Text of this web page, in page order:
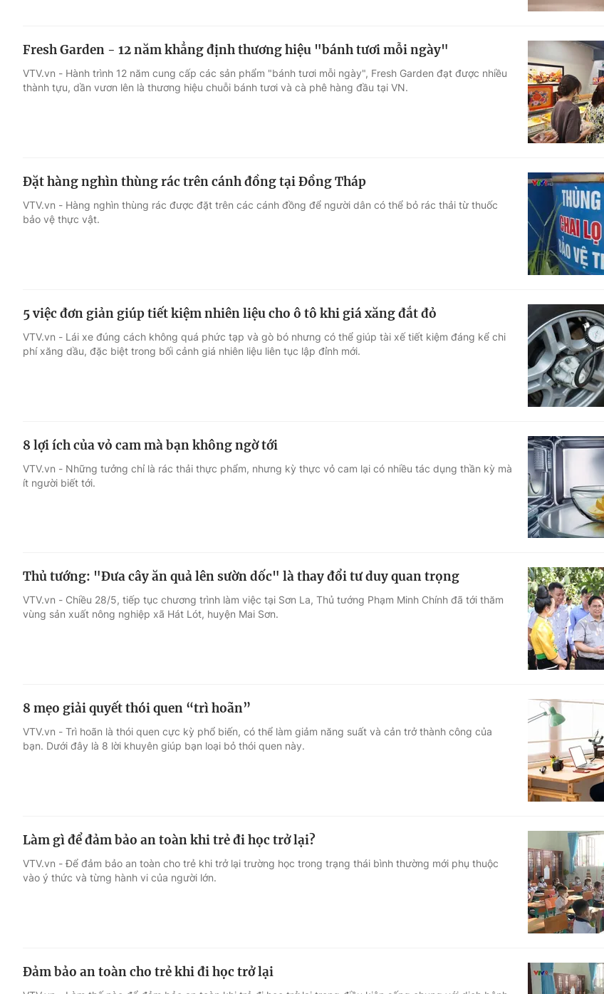
Fresh Garden - 12 năm khẳng định thương hiệu "bánh tươi mỗi ngày"
VTV.vn - Hành trình 12 năm cung cấp các sản phẩm "bánh tươi mỗi ngày", Fresh Garden đạt được nhiều
thành tựu, dần vươn lên là thương hiệu chuỗi bánh tươi và cà phê hàng đầu tại VN.
Đặt hàng nghìn thùng rác trên cánh đồng tại Đồng Tháp
VTV.vn - Hàng nghìn thùng rác được đặt trên các cánh đồng để người dân có thể bỏ rác thải từ thuốc
bảo vệ thực vật.
5 việc đơn giản giúp tiết kiệm nhiên liệu cho ô tô khi giá xăng đắt đỏ
VTV.vn - Lái xe đúng cách không quá phức tạp và gò bó nhưng có thể giúp tài xế tiết kiệm đáng kể chi
phí xăng dầu, đặc biệt trong bối cảnh giá nhiên liệu liên tục lập đỉnh mới.
8 lợi ích của vỏ cam mà bạn không ngờ tới
VTV.vn - Những tưởng chỉ là rác thải thực phẩm, nhưng kỳ thực vỏ cam lại có nhiều tác dụng thần kỳ mà
ít người biết tới.
Thủ tướng: "Đưa cây ăn quả lên sườn dốc" là thay đổi tư duy quan trọng
VTV.vn - Chiều 28/5, tiếp tục chương trình làm việc tại Sơn La, Thủ tướng Phạm Minh Chính đã tới thăm
vùng sản xuất nông nghiệp xã Hát Lót, huyện Mai Sơn.
8 mẹo giải quyết thói quen “trì hoãn”
VTV.vn - Trì hoãn là thói quen cực kỳ phổ biến, có thể làm giảm năng suất và cản trở thành công của
bạn. Dưới đây là 8 lời khuyên giúp bạn loại bỏ thói quen này.
Làm gì để đảm bảo an toàn khi trẻ đi học trở lại?
VTV.vn - Để đảm bảo an toàn cho trẻ khi trở lại trường học trong trạng thái bình thường mới phụ thuộc
vào ý thức và từng hành vi của người lớn.
Đảm bảo an toàn cho trẻ khi đi học trở lại